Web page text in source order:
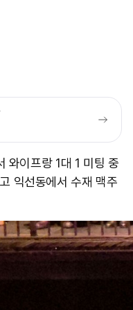
와이프랑 1대 1 미팅 중
익선동에서 수재 맥주